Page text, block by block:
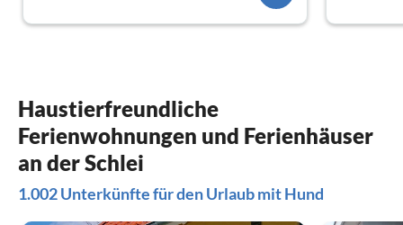
Vermieter nur weiter empfehlen.
Haustierfreundliche
Ferienwohnungen und Ferienhäuser
an der Schlei
1.002 Unterkünfte für den Urlaub mit Hund